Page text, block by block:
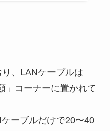
、LANケーブルは
」コーナーに置かれて
ーブルだけで20〜40